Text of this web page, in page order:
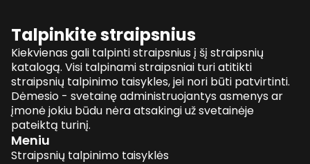
Talpinkite straipsnius
Kiekvienas gali talpinti straipsnius į šį straipsnių
katalogą. Visi talpinami straipsniai turi atitikti
straipsnių talpinimo taisykles, jei nori būti patvirtinti.
Dėmesio - svetainę administruojantys asmenys ar
įmonė jokiu būdu nėra atsakingi už svetainėje
pateiktą turinį.
Meniu
Straipsnių talpinimo taisyklės